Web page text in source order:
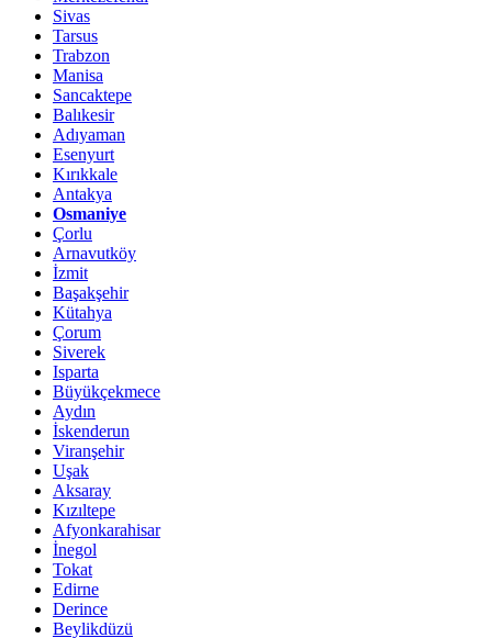
Sivas
Tarsus
Trabzon
Manisa
Sancaktepe
Balıkesir
Adıyaman
Esenyurt
Kırıkkale
Antakya
Osmaniye
Çorlu
Arnavutköy
İzmit
Başakşehir
Kütahya
Çorum
Siverek
Isparta
Büyükçekmece
Aydın
İskenderun
Viranşehir
Uşak
Aksaray
Kızıltepe
Afyonkarahisar
İnegol
Tokat
Edirne
Derince
Beylikdüzü